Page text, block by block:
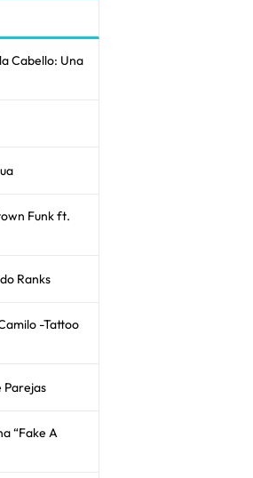
Cabello: Una
Funk ft.
Ranks
-Tattoo
Parejas
“Fake A